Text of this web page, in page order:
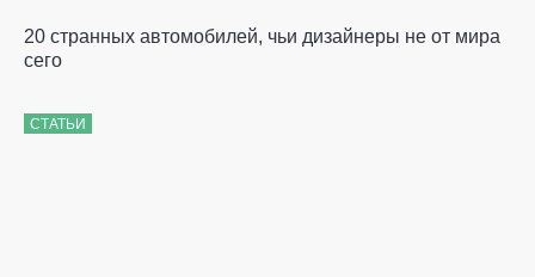
20 странных автомобилей, чьи дизайнеры не от мира
сего
СТАТЬИ